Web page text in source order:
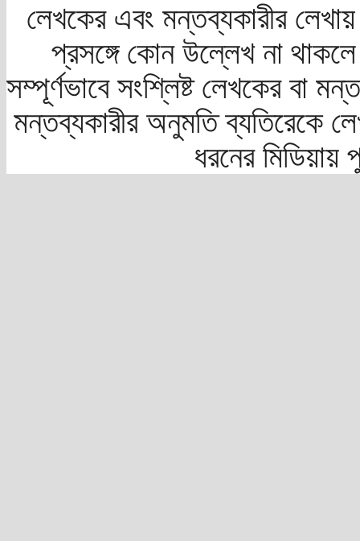
লেখকের এবং মন্তব্যকারীর
প্রসঙ্গে কোন উল্লেখ না
সম্পূর্ণভাবে সংশ্লিষ্ট লেখকের বা
মন্তব্যকারীর অনুমতি ব্যতিরেকে
ধরনের মিডিয়ায়